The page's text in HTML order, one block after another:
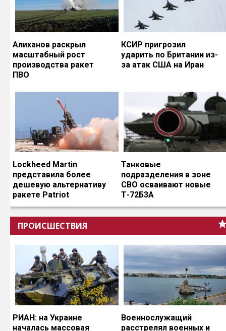
Алиханов раскрыл
масштабный рост
производства ракет
ПВО
КСИР пригрозил
ударить по Британии из-
за атак США на Иран
Lockheed Martin
представила более
дешевую альтернативу
ракете Patriot
Танковые
подразделения в зоне
СВО осваивают новые
Т-72Б3А
ПРОИСШЕСТВИЯ
РИАН: на Украине
началась массовая
Военнослужащий
расстрелял военных и